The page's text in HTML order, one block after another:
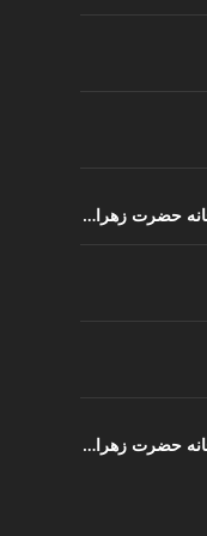
حضرت زهرا…
حضرت زهرا…